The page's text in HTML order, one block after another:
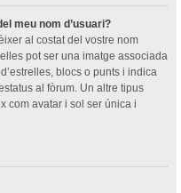
meu nom d’usuari?
al costat del vostre nom
pot ser una imatge associada
blocs o punts i indica
al fòrum. Un altre tipus
com avatar i sol ser única i